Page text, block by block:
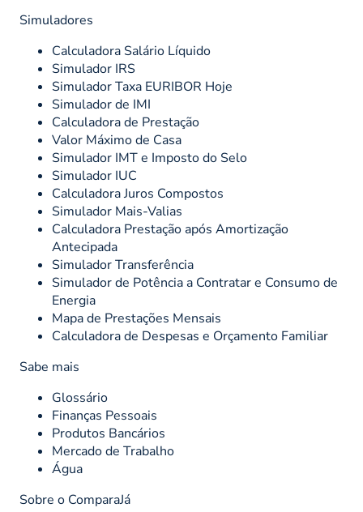
Simuladores
Calculadora Salário Líquido
Simulador IRS
Simulador Taxa EURIBOR Hoje
Simulador de IMI
Calculadora de Prestação
Valor Máximo de Casa
Simulador IMT e Imposto do Selo
Simulador IUC
Calculadora Juros Compostos
Simulador Mais-Valias
Calculadora Prestação após Amortização
Antecipada
Simulador Transferência
Simulador de Potência a Contratar e Consumo de
Energia
Mapa de Prestações Mensais
Calculadora de Despesas e Orçamento Familiar
Sabe mais
Glossário
Finanças Pessoais
Produtos Bancários
Mercado de Trabalho
Água
Sobre o ComparaJá